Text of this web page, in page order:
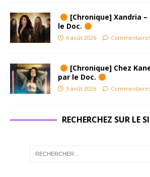
[Chronique] Xandria –
le Doc.
6 août 2026
[Chronique] Chez
par le Doc.
3 août 2026
RECHERCHEZ SUR LE